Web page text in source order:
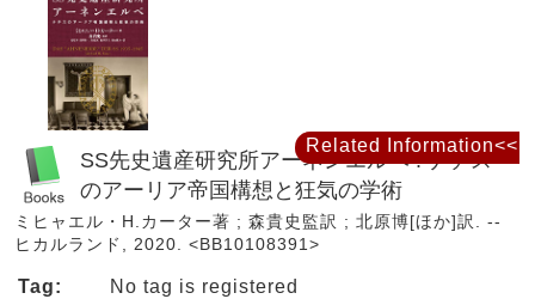
SS先史遺産研究所アーネンエルベ : ナチス
のアーリア帝国構想と狂気の学術
ミヒャエル・H.カーター著 ; 森貴史監訳 ; 北原博[ほか]訳. --
ヒカルランド, 2020. <BB10108391>
Tag:
No tag is registered
Related Information<<